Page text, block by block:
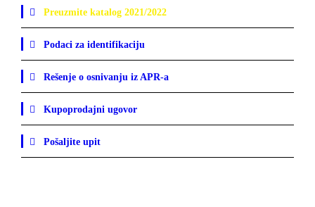
Preuzmite katalog 2021/2022
Podaci za identifikaciju
Rešenje o osnivanju iz APR-a
Kupoprodajni ugovor
Pošaljite upit